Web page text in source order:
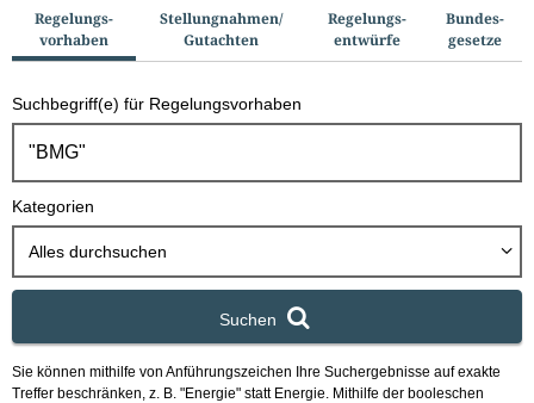
u
c
h
o
Regelungs­
vorhaben
Stellungnahmen/​
Gutachten
Regelungs­
entwürfe
Bundes­
gesetze
Suchbegriff(e) für Regelungsvorhaben
Kategorien
Alles durchsuchen
Suchen
Sie können mithilfe von Anführungszeichen Ihre Suchergebnisse auf exakte
Treffer beschränken, z. B. "Energie" statt Energie. Mithilfe der booleschen